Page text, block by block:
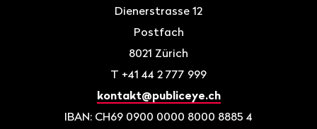
Dienerstrasse 12
Postfach
8021 Zürich
T +41 44 2 777 999
kontakt@publiceye.ch
IBAN: CH69 0900 0000 8000 8885 4